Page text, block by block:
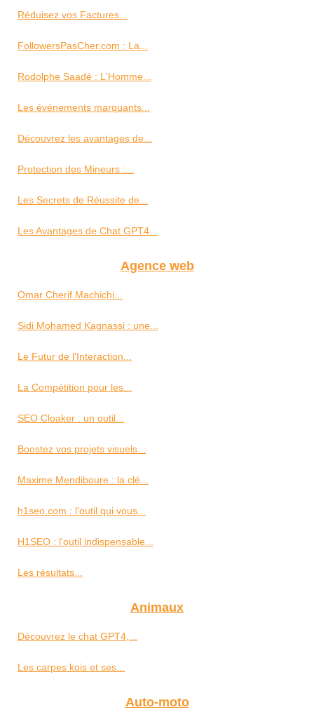
Réduisez vos Factures...
FollowersPasCher.com : La...
Rodolphe Saadé : L'Homme...
Les événements marquants...
Découvrez les avantages de...
Protection des Mineurs :...
Les Secrets de Réussite de...
Les Avantages de Chat GPT4...
Agence web
Omar Cherif Machichi...
Sidi Mohamed Kagnassi : une...
Le Futur de l'Interaction...
La Compétition pour les...
SEO Cloaker : un outil...
Boostez vos projets visuels...
Maxime Mendiboure : la clé...
h1seo.com : l'outil qui vous...
H1SEO : l'outil indispensable...
Les résultats...
Animaux
Découvrez le chat GPT4,...
Les carpes kois et ses...
Auto-moto